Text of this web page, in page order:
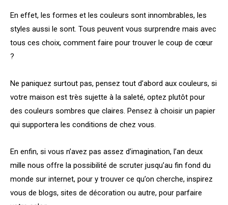
En effet, les formes et les couleurs sont innombrables, les
styles aussi le sont. Tous peuvent vous surprendre mais avec
tous ces choix, comment faire pour trouver le coup de cœur
?
Ne paniquez surtout pas, pensez tout d’abord aux couleurs, si
votre maison est très sujette à la saleté, optez plutôt pour
des couleurs sombres que claires. Pensez à choisir un papier
qui supportera les conditions de chez vous.
En enfin, si vous n’avez pas assez d’imagination, l’an deux
mille nous offre la possibilité de scruter jusqu’au fin fond du
monde sur internet, pour y trouver ce qu’on cherche, inspirez
vous de blogs, sites de décoration ou autre, pour parfaire